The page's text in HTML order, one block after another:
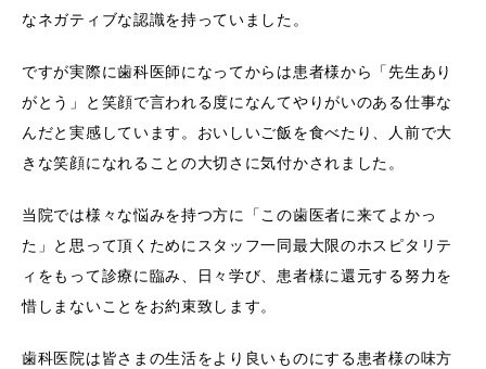
なネガティブな認識を持っていました。
ですが実際に歯科医師になってからは患者様から「先生あり
がとう」と笑顔で言われる度になんてやりがいのある仕事な
んだと実感しています。おいしいご飯を食べたり、人前で大
きな笑顔になれることの大切さに気付かされました。
当院では様々な悩みを持つ方に「この歯医者に来てよかっ
た」と思って頂くためにスタッフ一同最大限のホスピタリテ
ィをもって診療に臨み、日々学び、患者様に還元する努力を
惜しまないことをお約束致します。
歯科医院は皆さまの生活をより良いものにする患者様の味方